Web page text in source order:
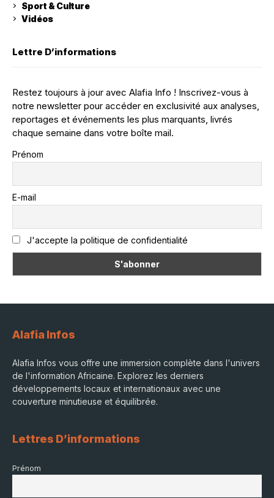
Sport & Culture
Vidéos
Lettre D’informations
Restez toujours à jour avec Alafia Info ! Inscrivez-vous à
notre newsletter pour accéder en exclusivité aux analyses,
reportages et événements les plus marquants, livrés
chaque semaine dans votre boîte mail.
Prénom
E-mail
J'accepte la politique de confidentialité
Alafia Infos
Alafia Infos vous offre une immersion complète dans l'univers
de l'information Africaine. Explorez les derniers
développements locaux et internationaux avec une
couverture minutieuse et équilibrée.
Lettres D’informations
Prénom